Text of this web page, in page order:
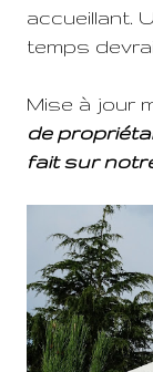
accueillant.
temps
Mise à jour
de
fait sur